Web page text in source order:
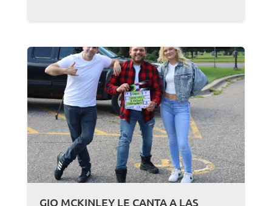
GIO MCKINLEY LE CANTA A LAS